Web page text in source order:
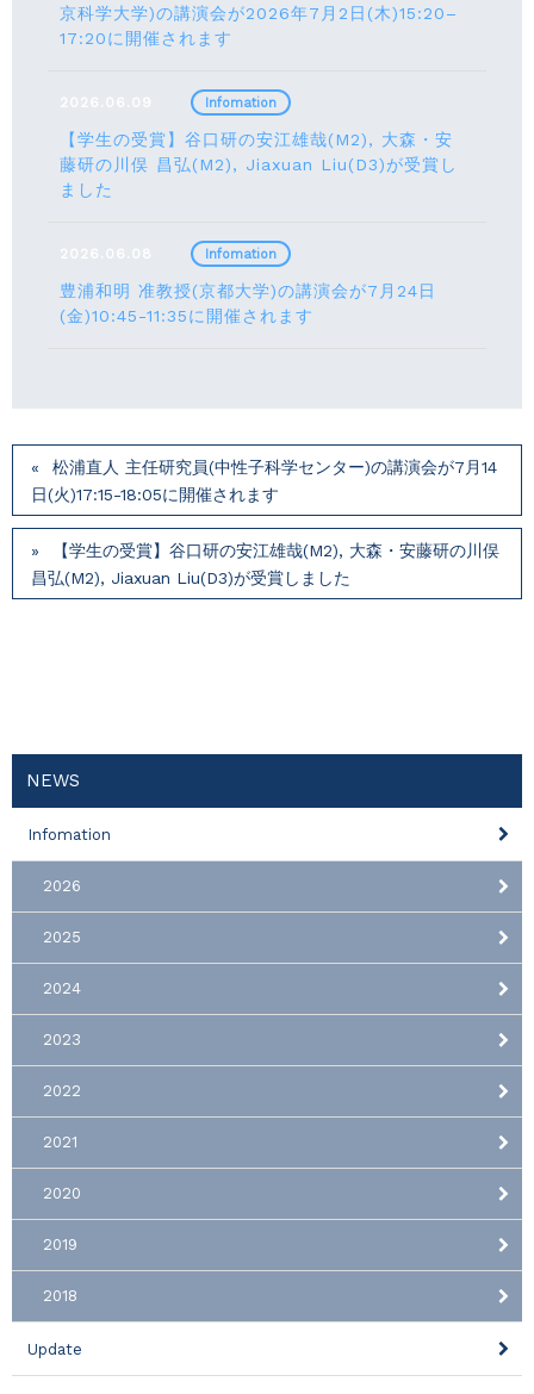
京科学大学)の講演会が2026年7月2日(木)15:20–
17:20に開催されます
2026.06.09
【学生の受賞】谷口研の安江雄哉(M2), 大森・安
藤研の川俣 昌弘(M2), Jiaxuan Liu(D3)が受賞し
ました
Infomation
2026.06.08
豊浦和明 准教授(京都大学)の講演会が7月24⽇
(⾦)10:45-11:35に開催されます
Infomation
松浦直人 主任研究員(中性子科学センター)の講演会が7月14
⽇(火)17:15-18:05に開催されます
【学生の受賞】谷口研の安江雄哉(M2), 大森・安藤研の川俣
昌弘(M2), Jiaxuan Liu(D3)が受賞しました
NEWS
Infomation
2026
2025
2024
2023
2022
2021
2020
2019
2018
Update